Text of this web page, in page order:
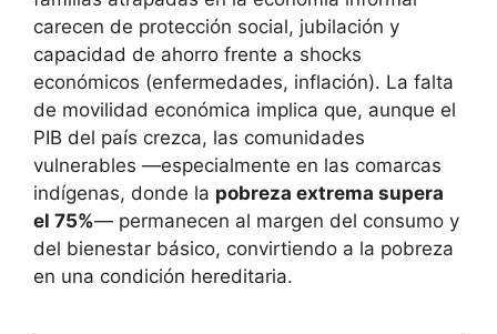
carecen de protección social, jubilación y
capacidad de ahorro frente a shocks
económicos (enfermedades, inflación). La falta
de movilidad económica implica que, aunque el
PIB del país crezca, las comunidades
vulnerables —especialmente en las comarcas
indígenas, donde la pobreza extrema supera
el 75%— permanecen al margen del consumo y
del bienestar básico, convirtiendo a la pobreza
en una condición hereditaria.